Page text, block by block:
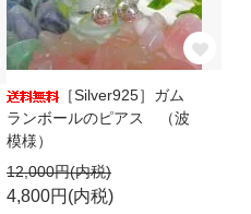
［Silver925］ガム
ランボールのピアス （波
模様）
12,000円(内税)
4,800円(内税)